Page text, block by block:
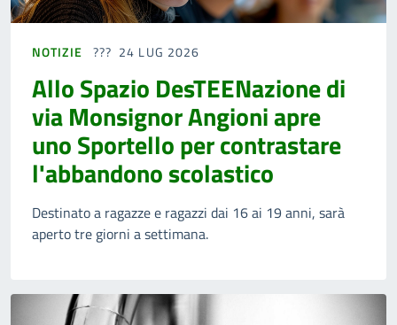
NOTIZIE 24 LUG 2026
Allo Spazio DesTEENazione di
via Monsignor Angioni apre
uno Sportello per contrastare
l'abbandono scolastico
Destinato a ragazze e ragazzi dai 16 ai 19 anni, sarà
aperto tre giorni a settimana.